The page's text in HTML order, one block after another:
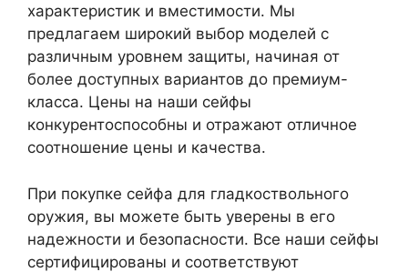
характеристик и вместимости. Мы
предлагаем широкий выбор моделей с
различным уровнем защиты, начиная от
более доступных вариантов до премиум-
класса. Цены на наши сейфы
конкурентоспособны и отражают отличное
соотношение цены и качества.
При покупке сейфа для гладкоствольного
оружия, вы можете быть уверены в его
надежности и безопасности. Все наши сейфы
сертифицированы и соответствуют